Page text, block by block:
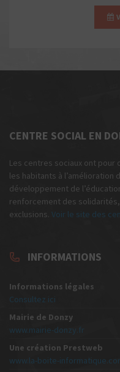
CENTRE SOCIAL EN
Les centres sociaux ont
les habitants à l’amélioration
développement de
renforcement des
exclusions. Voir le site des
INFORMATIONS
Informations légales
Consultez ici
Mairie de Donzy
www.mairie-donzy.fr
Une création Prestweb
www.la-boite-